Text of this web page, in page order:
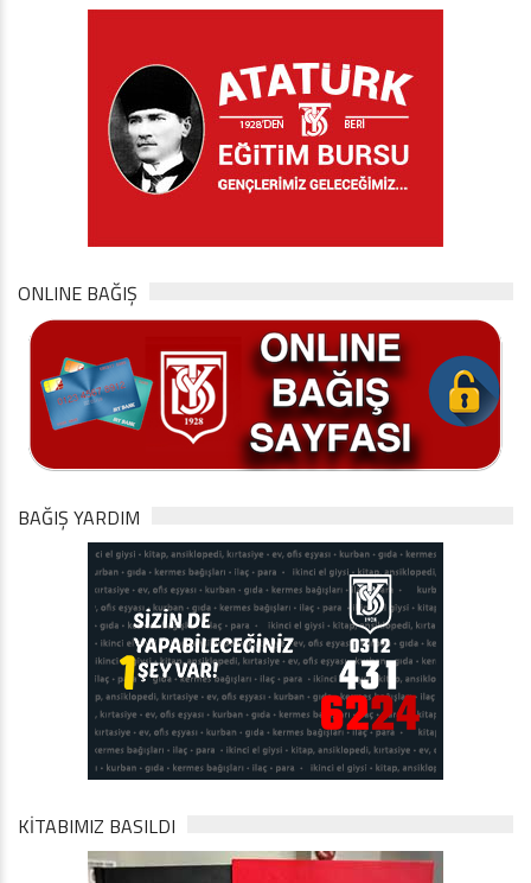
ONLINE BAĞIŞ
BAĞIŞ YARDIM
KİTABIMIZ BASILDI